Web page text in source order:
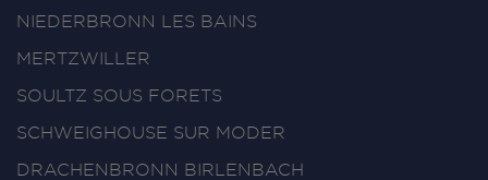
NIEDERBRONN LES BAINS
MERTZWILLER
SOULTZ SOUS FORETS
SCHWEIGHOUSE SUR MODER
DRACHENBRONN BIRLENBACH